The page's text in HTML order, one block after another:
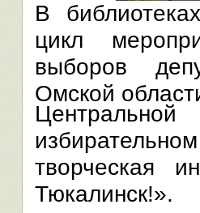
В
цикл
выборов
Омской
творческая